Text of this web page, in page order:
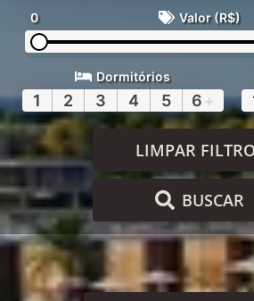
0 Valor (R$)
Dormitórios
1 2 3 4 5 6 +
LIMPAR
BUSCAR